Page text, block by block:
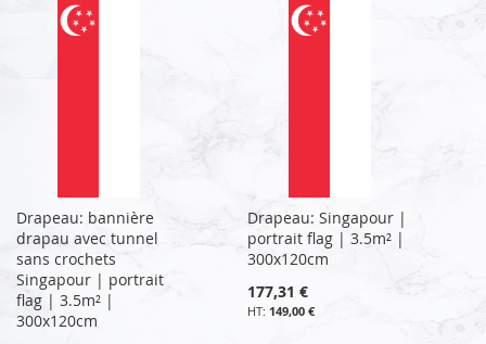
Drapeau: bannière
drapau avec tunnel
sans crochets
Singapour | portrait
flag | 3.5m² |
300x120cm
Drapeau: Singapour |
portrait flag | 3.5m² |
300x120cm
177,31 €
149,00 €